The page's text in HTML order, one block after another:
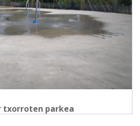
txorroten parkea